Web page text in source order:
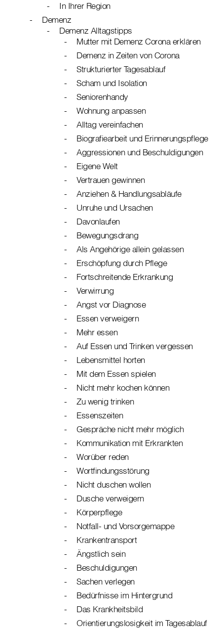
In Ihrer Region
Demenz
Demenz Alltagstipps
Mutter mit Demenz Corona erklären
Demenz in Zeiten von Corona
Strukturierter Tagesablauf
Scham und Isolation
Seniorenhandy
Wohnung anpassen
Alltag vereinfachen
Biografiearbeit und Erinnerungspflege
Aggressionen und Beschuldigungen
Eigene Welt
Vertrauen gewinnen
Anziehen & Handlungsabläufe
Unruhe und Ursachen
Davonlaufen
Bewegungsdrang
Als Angehörige allein gelassen
Erschöpfung durch Pflege
Fortschreitende Erkrankung
Verwirrung
Angst vor Diagnose
Essen verweigern
Mehr essen
Auf Essen und Trinken vergessen
Lebensmittel horten
Mit dem Essen spielen
Nicht mehr kochen können
Zu wenig trinken
Essenszeiten
Gespräche nicht mehr möglich
Kommunikation mit Erkrankten
Worüber reden
Wortfindungsstörung
Nicht duschen wollen
Dusche verweigern
Körperpflege
Notfall- und Vorsorgemappe
Krankentransport
Ängstlich sein
Beschuldigungen
Sachen verlegen
Bedürfnisse im Hintergrund
Das Krankheitsbild
Orientierungslosigkeit im Tagesablauf